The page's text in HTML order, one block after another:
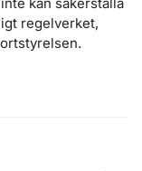
regelverket,